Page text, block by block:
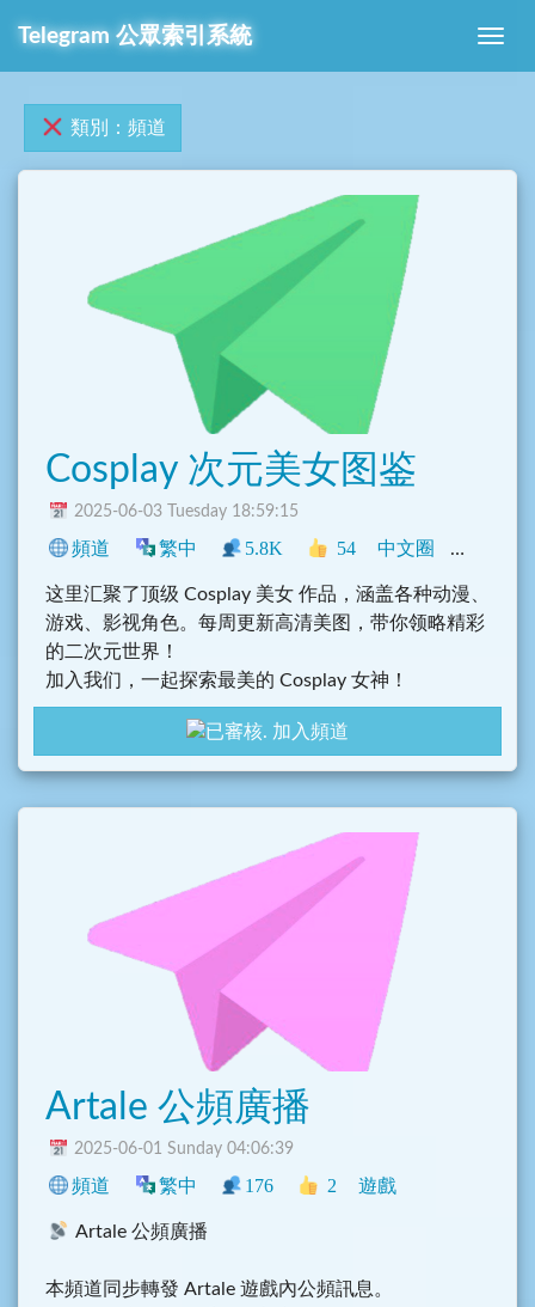
Telegram 公眾索引系統
類別：頻道
Cosplay 次元美女图鉴
2025-06-03 Tuesday 18:59:15
頻道 繁中 5.8K 54 中文圈 香港
这里汇聚了顶级 Cosplay 美女 作品，涵盖各种动漫、
游戏、影视角色。每周更新高清美图，带你领略精彩
的二次元世界！
加入我们，一起探索最美的 Cosplay 女神！
加入頻道
Artale 公頻廣播
2025-06-01 Sunday 04:06:39
頻道 繁中 176 2 遊戲
Artale 公頻廣播
本頻道同步轉發 Artale 遊戲內公頻訊息。